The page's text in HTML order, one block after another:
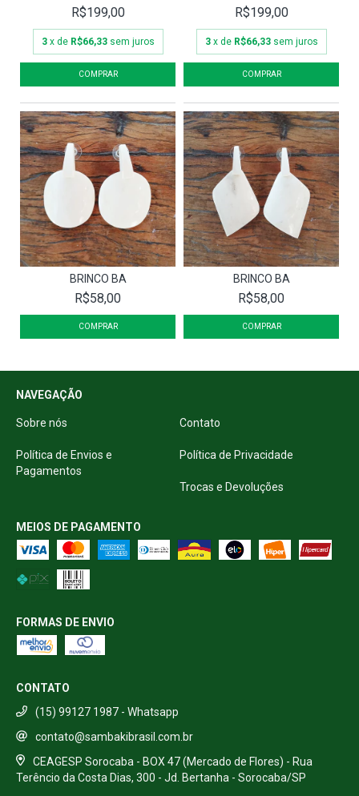
R$199,00
3 x de R$66,33 sem juros
R$199,00
3 x de R$66,33 sem juros
BRINCO BA
R$58,00
BRINCO BA
R$58,00
NAVEGAÇÃO
Sobre nós Contato
Política de Envios e
Pagamentos
Política de Privacidade
Trocas e Devoluções
MEIOS DE PAGAMENTO
FORMAS DE ENVIO
CONTATO
(15) 99127 1987 - Whatsapp
contato@sambakibrasil.com.br
CEAGESP Sorocaba - BOX 47 (Mercado de Flores) - Rua
Terêncio da Costa Dias, 300 - Jd. Bertanha - Sorocaba/SP